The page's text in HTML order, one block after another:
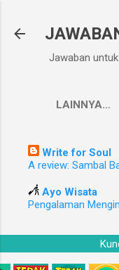
Jawaban
LAINNYA…
Write for Soul
A review: Sambal
Ayo Wisata
Pengalaman